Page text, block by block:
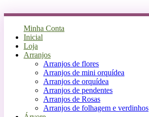
Minha Conta
Inicial
Loja
Arranjos
Arranjos de flores
Arranjos de mini orquídea
Arranjos de orquídea
Arranjos de pendentes
Arranjos de Rosas
Arranjos de folhagem e verdinhos